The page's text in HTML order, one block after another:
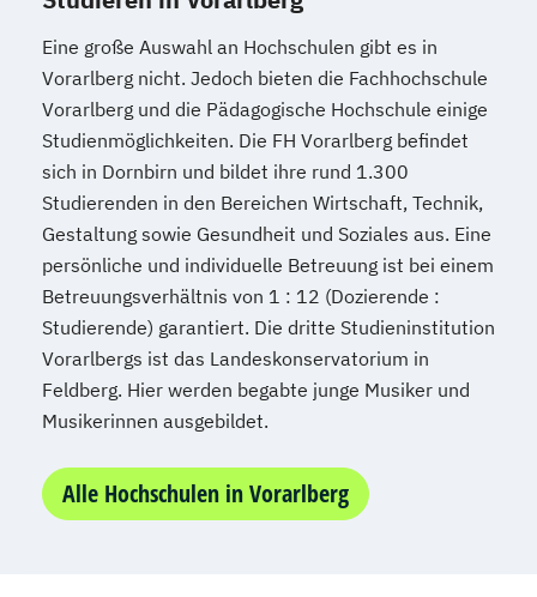
Eine große Auswahl an Hochschulen gibt es in
Vorarlberg nicht. Jedoch bieten die Fachhochschule
Vorarlberg und die Pädagogische Hochschule einige
Studienmöglichkeiten. Die FH Vorarlberg befindet
sich in Dornbirn und bildet ihre rund 1.300
Studierenden in den Bereichen Wirtschaft, Technik,
Gestaltung sowie Gesundheit und Soziales aus. Eine
persönliche und individuelle Betreuung ist bei einem
Betreuungsverhältnis von 1 : 12 (Dozierende :
Studierende) garantiert. Die dritte Studieninstitution
Vorarlbergs ist das Landeskonservatorium in
Feldberg. Hier werden begabte junge Musiker und
Musikerinnen ausgebildet.
Alle Hochschulen in Vorarlberg